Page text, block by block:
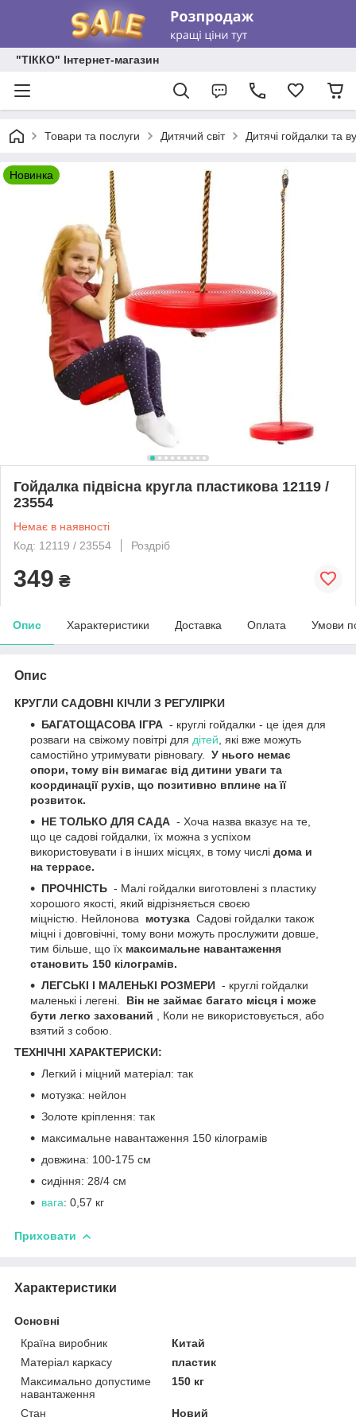
"ТІККО" Інтернет-магазин
Товари та послуги Дитячий світ Дитячі гойдалки та
Новинка
Гойдалка підвісна кругла пластикова 12119 /
23554
Немає в наявності
Код: 12119 / 23554
Роздріб
349 ₴
Опис Характеристики Доставка Оплата Умови
Опис
КРУГЛИ САДОВНІ КІЧЛИ З РЕГУЛІРКИ
БАГАТОЩАСОВА ІГРА - круглі гойдалки - це ідея для
розваги на свіжому повітрі для дітей , які вже можуть
самостійно утримувати рівновагу.
У нього немає
опори, тому він вимагає від дитини уваги та
координації рухів, що позитивно вплине на її
розвиток.
НЕ ТОЛЬКО ДЛЯ САДА - Хоча назва вказує на те,
що це садові гойдалки, їх можна з успіхом
використовувати і в інших місцях, в тому числі дома и
на террасе.
ПРОЧНІСТЬ - Малі гойдалки виготовлені з пластику
хорошого якості, який відрізняється своєю
міцністю. Нейлонова
мотузка Садові гойдалки також
міцні і довговічні, тому вони можуть прослужити довше,
тим більше, що їх максимальне навантаження
становить 150 кілограмів.
ЛЕГСЬКІ І МАЛЕНЬКІ РОЗМЕРИ - круглі гойдалки
маленькі і легені.
Він не займає багато місця і може
бути легко захований , Коли не використовується, або
взятий з собою.
ТЕХНІЧНІ ХАРАКТЕРИСКИ:
Легкий і міцний матеріал: так
мотузка: нейлон
Золоте кріплення: так
максимальне навантаження 150 кілограмів
довжина: 100-175 см
сидіння: 28/4 см
вага: 0,57 кг
Приховати
Характеристики
Основні
Країна виробник
Китай
Матеріал каркасу
пластик
Максимально допустиме
навантаження
150 кг
Стан Новий